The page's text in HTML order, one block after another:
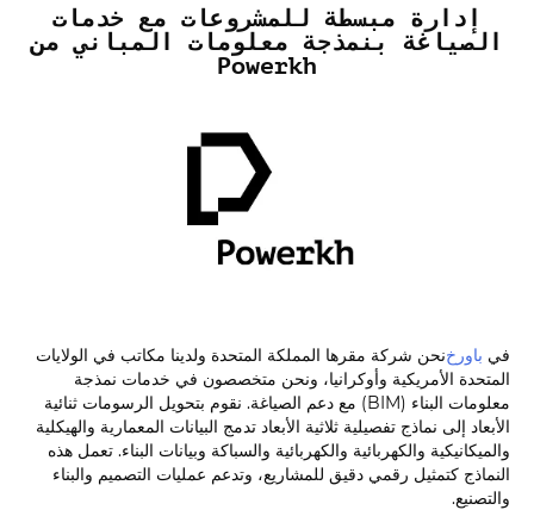
إدارة مبسطة للمشروعات مع خدمات
الصياغة بنمذجة معلومات المباني من
Powerkh
في باورخنحن شركة مقرها المملكة المتحدة ولدينا مكاتب في الولايات
المتحدة الأمريكية وأوكرانيا، ونحن متخصصون في خدمات نمذجة
معلومات البناء (BIM) مع دعم الصياغة. نقوم بتحويل الرسومات ثنائية
الأبعاد إلى نماذج تفصيلية ثلاثية الأبعاد تدمج البيانات المعمارية والهيكلية
والميكانيكية والكهربائية والكهربائية والسباكة وبيانات البناء. تعمل هذه
النماذج كتمثيل رقمي دقيق للمشاريع، وتدعم عمليات التصميم والبناء
والتصنيع.